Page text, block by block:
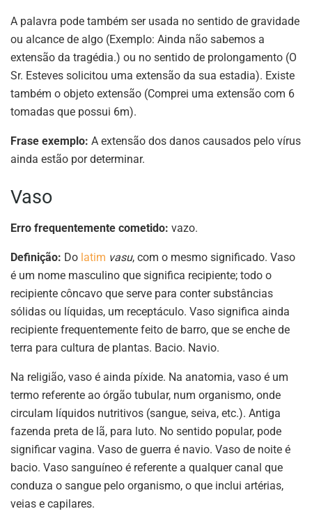
A palavra pode também ser usada no sentido de gravidade
ou alcance de algo (Exemplo: Ainda não sabemos a
extensão da tragédia.) ou no sentido de prolongamento (O
Sr. Esteves solicitou uma extensão da sua estadia). Existe
também o objeto extensão (Comprei uma extensão com 6
tomadas que possui 6m).
Frase exemplo: A extensão dos danos causados pelo vírus
ainda estão por determinar.
Vaso
Erro frequentemente cometido: vazo.
Definição: Do latim vasu, com o mesmo significado. Vaso
é um nome masculino que significa recipiente; todo o
recipiente côncavo que serve para conter substâncias
sólidas ou líquidas, um receptáculo. Vaso significa ainda
recipiente frequentemente feito de barro, que se enche de
terra para cultura de plantas. Bacio. Navio.
Na religião, vaso é ainda píxide. Na anatomia, vaso é um
termo referente ao órgão tubular, num organismo, onde
circulam líquidos nutritivos (sangue, seiva, etc.). Antiga
fazenda preta de lã, para luto. No sentido popular, pode
significar vagina. Vaso de guerra é navio. Vaso de noite é
bacio. Vaso sanguíneo é referente a qualquer canal que
conduza o sangue pelo organismo, o que inclui artérias,
veias e capilares.